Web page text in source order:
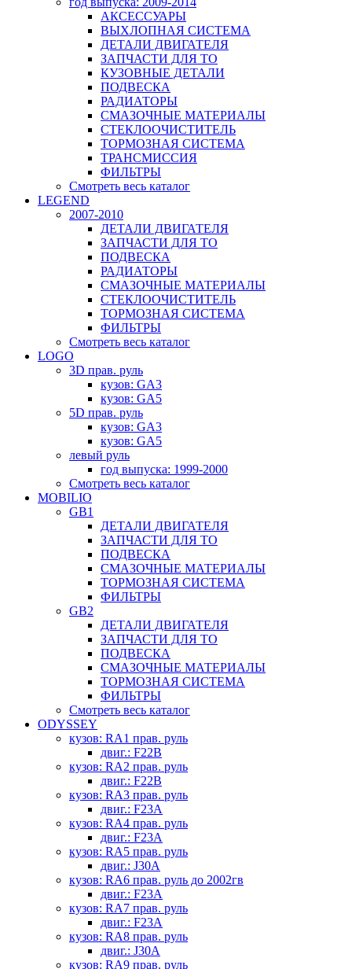
АКСЕССУАРЫ
ВЫХЛОПНАЯ СИСТЕМА
ДЕТАЛИ ДВИГАТЕЛЯ
ЗАПЧАСТИ ДЛЯ ТО
КУЗОВНЫЕ ДЕТАЛИ
ПОДВЕСКА
РАДИАТОРЫ
СМАЗОЧНЫЕ МАТЕРИАЛЫ
СТЕКЛООЧИСТИТЕЛЬ
ТОРМОЗНАЯ СИСТЕМА
ТРАНСМИССИЯ
ФИЛЬТРЫ
Смотреть весь каталог
LEGEND
2007-2010
ДЕТАЛИ ДВИГАТЕЛЯ
ЗАПЧАСТИ ДЛЯ ТО
ПОДВЕСКА
РАДИАТОРЫ
СМАЗОЧНЫЕ МАТЕРИАЛЫ
СТЕКЛООЧИСТИТЕЛЬ
ТОРМОЗНАЯ СИСТЕМА
ФИЛЬТРЫ
Смотреть весь каталог
LOGO
3D прав. руль
кузов: GA3
кузов: GA5
5D прав. руль
кузов: GA3
кузов: GA5
левый руль
год выпуска: 1999-2000
Смотреть весь каталог
MOBILIO
GB1
ДЕТАЛИ ДВИГАТЕЛЯ
ЗАПЧАСТИ ДЛЯ ТО
ПОДВЕСКА
СМАЗОЧНЫЕ МАТЕРИАЛЫ
ТОРМОЗНАЯ СИСТЕМА
ФИЛЬТРЫ
GB2
ДЕТАЛИ ДВИГАТЕЛЯ
ЗАПЧАСТИ ДЛЯ ТО
ПОДВЕСКА
СМАЗОЧНЫЕ МАТЕРИАЛЫ
ТОРМОЗНАЯ СИСТЕМА
ФИЛЬТРЫ
Смотреть весь каталог
ODYSSEY
кузов: RA1 прав. руль
двиг.: F22B
кузов: RA2 прав. руль
двиг.: F22B
кузов: RA3 прав. руль
двиг.: F23A
кузов: RA4 прав. руль
двиг.: F23A
кузов: RA5 прав. руль
двиг.: J30A
кузов: RA6 прав. руль до 2002гв
двиг.: F23A
кузов: RA7 прав. руль
двиг.: F23A
кузов: RA8 прав. руль
двиг.: J30A
кузов: RA9 прав. руль